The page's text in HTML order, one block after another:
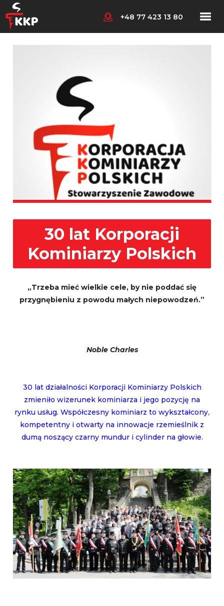
+48 77 423 13 80
30 lat Korporacji
Kominiarzy Polskich
„Trzeba mieć wielkie cele, by nie poddać się
przygnębieniu z powodu małych niepowodzeń.”
Noble Charles
30 lat działalności Korporacji Kominiarzy Polskich
zmieniło wizerunek kominiarza i jego pozycję na
rynku usług. Współczesny kominiarz to wykształcony,
kompetentny i otwarty na innowacje rzemieślnik z
dumą noszący czarny mundur i cylinder na głowie.